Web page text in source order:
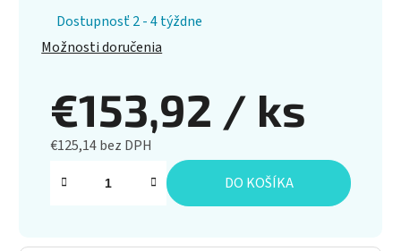
Dostupnosť 2 - 4 týždne
Možnosti doručenia
€153,92 / ks
€125,14 bez DPH
Jednotková cena:
DO KOŠÍKA